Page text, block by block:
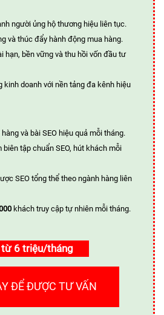
người ủng hộ thương hiệu liên tục.
và thúc đẩy hành động mua hàng.
hạn, bền vững và thu hồi vốn đầu tư
kinh doanh với nền tảng đa kênh hiệu
hàng và bài SEO hiệu quả mỗi tháng.
biên tập chuẩn SEO, hút khách mỗi
SEO tổng thể theo ngành hàng liên
khách truy cập tự nhiên mỗi tháng.
từ 6 triệu/tháng
ĐỂ ĐƯỢC TƯ VẤN